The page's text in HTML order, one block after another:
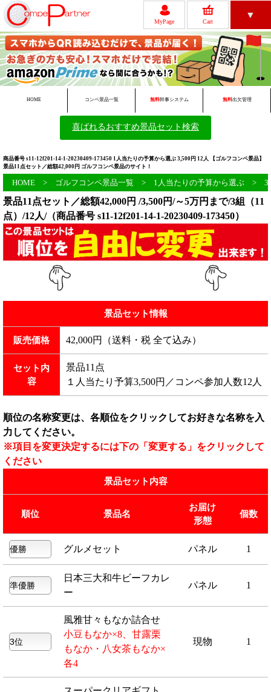
MyPage Cart
▼
レビュー ゴルフコンペについて
会員新規登録 FAQ
HOME コンペ景品一覧 無料幹事システム 無料出欠管理
喜ばれるおすすめ景品セット検索
商品番号 s11-12f201-14-1-20230409-173450 1人当たりの予算から選ぶ 3,500円 12人 【ゴルフコンペ景品】
景品11点セット／総額42,000円 ゴルフコンペ景品のサイト！
HOME > ゴルフコンペ景品一覧 > 1人当たりの予算から選ぶ >
景品11点セット／総額42,000円 /3,500円/～5万円まで/3組（11
点）/12人/（商品番号 s11-12f201-14-1-20230409-173450）
景品セット情報
販売価格 42,000円（送料・税 全て込み）
セット内
容
景品11点
１人当たり予算3,500円／コンペ参加人数12人
順位の名称変更は、各順位をクリックしてお好きな名称を入
力してください。
※項目を変更決定するには下の「変更する」をクリックして
ください
景品セット内容
順位 景品名
お届け
形態
個数
グルメセット パネル 1
日本三大和牛ビーフカレ
ー
パネル 1
風雅甘々もなか詰合せ
小豆もなか×8、甘露栗
もなか・八女茶もなか×
各4
現物 1